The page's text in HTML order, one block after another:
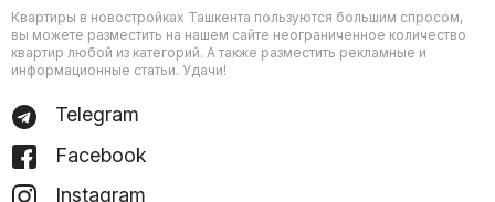
Квартиры в новостройках Ташкента пользуются большим спросом,
вы можете разместить на нашем сайте неограниченное количество
квартир любой из категорий. А также разместить рекламные и
информационные статьи. Удачи!
Telegram
Facebook
Instagram